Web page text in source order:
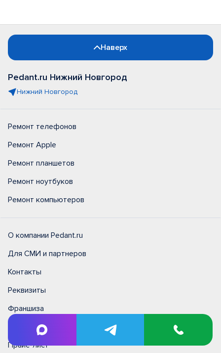
Наверх
Pedant.ru Нижний Новгород
Нижний Новгород
Ремонт телефонов
Ремонт Apple
Ремонт планшетов
Ремонт ноутбуков
Ремонт компьютеров
О компании Pedant.ru
Для СМИ и партнеров
Контакты
Реквизиты
Франшиза
Готовый бизнес
Прайс-лист